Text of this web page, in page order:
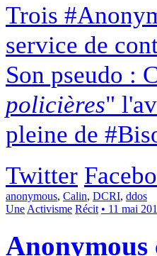
Trois
service de
Son pseudo :
policières"
pleine de
Twitter
anonymous, Calin, DCRI, ddos
UneActivisme Récit • 11 mai
Anonymous